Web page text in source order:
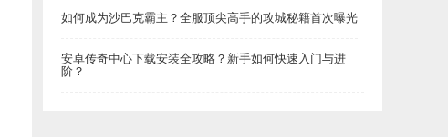
如何成为沙巴克霸主？全服顶尖高手的攻城秘籍首次曝光
安卓传奇中心下载安装全攻略？新手如何快速入门与进
阶？